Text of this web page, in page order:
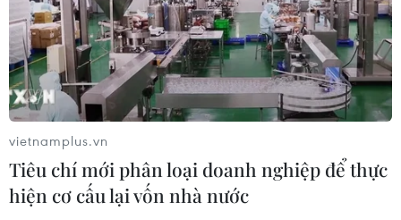
Iran và Oman sắp đạt thỏa thuận về
tuyến hàng hải mới tại eo biển
Hormuz
02/08/2026 22:47
Yemen có thể trở thành mặt
trận quyết định của xung đột Mỹ-
vietnamplus.vn
Tiêu chí mới phân loại doanh nghiệp để thực
hiện cơ cấu lại vốn nhà nước